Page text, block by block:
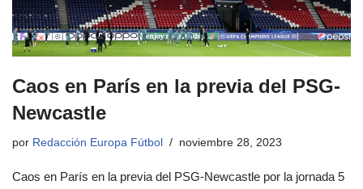
Caos en París en la previa del PSG-
Newcastle
por Redacción Europa Fútbol noviembre 28, 2023
Caos en París en la previa del PSG-Newcastle por la jornada 5